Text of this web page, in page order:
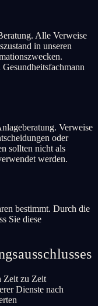
Alle Verweise
in unseren
Verweise
oder
sollten nicht als
werden.
bestimmt. Durch die
Sie diese
Zeit zu Zeit
Dienste nach